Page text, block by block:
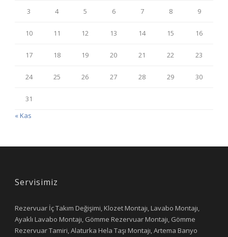
3 4 5 6 7 8 9
10 11 12 13 14 15 16
17 18 19 20 21 22 23
24 25 26 27 28 29 30
31
« Kas
Servisimiz
Rezervuar İç Takım Değişimi, Klozet Montajı, Lavabo Montajı,
Ayaklı Lavabo Montajı, Gömme Rezervuar Montajı, Gömme
Rezervuar Tamiri, Alaturka Hela Taşı Montajı, Artema Banyo